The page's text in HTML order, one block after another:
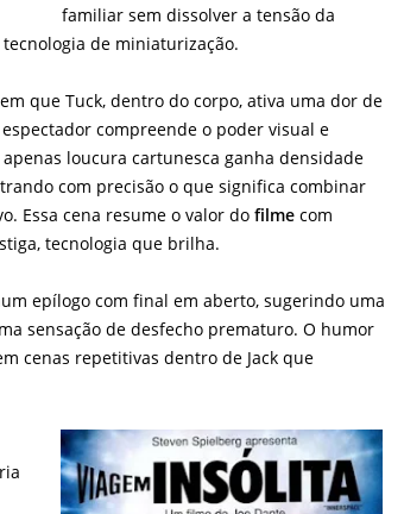
familiar sem dissolver a tensão da
de miniaturização.
que Tuck, dentro do corpo, ativa uma dor de
compreende o poder visual e
loucura cartunesca ganha densidade
com precisão o que significa combinar
Essa cena resume o valor dofilme com
tecnologia que brilha.
epílogo com final em aberto, sugerindo uma
sensação de desfecho prematuro. O humor
cenas repetitivas dentro de Jack que